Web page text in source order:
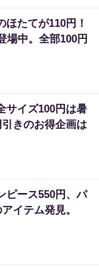
ほたてが110円！
場中。全部100円
サイズ100円は暑
きのお得企画は
ピース550円、パ
イテム発見。